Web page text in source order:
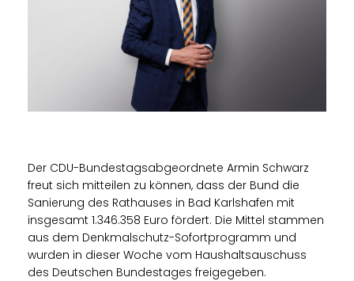
Der CDU-Bundestagsabgeordnete Armin Schwarz
freut sich mitteilen zu können, dass der Bund die
Sanierung des Rathauses in Bad Karlshafen mit
insgesamt 1.346.358 Euro fördert. Die Mittel stammen
aus dem Denkmalschutz-Sofortprogramm und
wurden in dieser Woche vom Haushaltsauschuss
des Deutschen Bundestages freigegeben.